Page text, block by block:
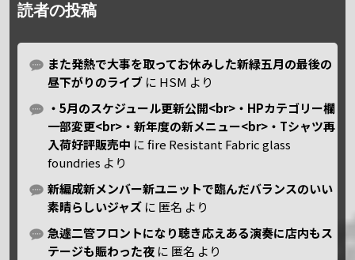
読者の投稿
また発熱で大事を取ってお休みした新緑五月の最後の
昼下がりのライブ に HSM より
・5月のスケジュール更新公開<br>・HPカテゴリー欄
一部変更<br>・新年度の新メニュー<br>・Tシャツ再
入荷好評販売中 にfire Resistant Fabric glass
foundries より
新編成新メンバー新ユニットで臨んだバランスのいい
素晴らしいジャズ に 匿名 より
急遽二管フロントになり聴き応えある演奏に店内もス
テージも賑わった夜 に 匿名 より